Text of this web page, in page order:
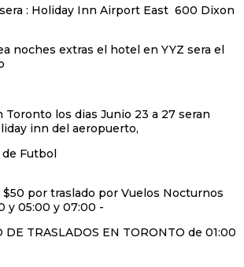
: Holiday Inn Airport East 600 Dixon
noches extras el hotel en YYZ sera el
Toronto los dias Junio 23 a 27 seran
inn del aeropuerto,
Futbol
$50 por traslado por Vuelos Nocturnos
y 05:00 y 07:00 -
DE TRASLADOS EN TORONTO de 01:00